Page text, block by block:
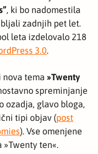
, ki bo nadomestila
zadnjih pet let.
leta izdelovalo 218
3.0.
nova tema »Twenty
spreminjanje
ozadja, glavo bloga,
tipi objav (post
). Vse omenjene
ten«.